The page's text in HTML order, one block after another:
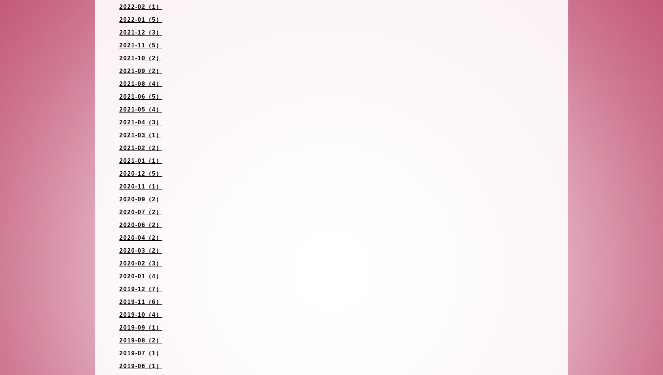
2022-02（1）
2022-01（5）
2021-12（3）
2021-11（5）
2021-10（2）
2021-09（2）
2021-08（4）
2021-06（5）
2021-05（4）
2021-04（3）
2021-03（1）
2021-02（2）
2021-01（1）
2020-12（5）
2020-11（1）
2020-09（2）
2020-07（2）
2020-06（2）
2020-04（2）
2020-03（2）
2020-02（3）
2020-01（4）
2019-12（7）
2019-11（6）
2019-10（4）
2019-09（1）
2019-08（2）
2019-07（1）
2019-06（1）